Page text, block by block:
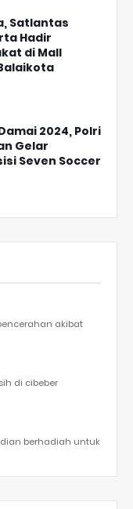
Satlantas
Hadir
di Mall
2024, Polri
Gelar
Seven Soccer
akibat
di cibeber
berhadiah untuk